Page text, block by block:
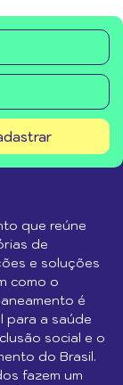
que reúne
de
e soluções
como o
é
para a saúde
social e o
do Brasil.
fazem um